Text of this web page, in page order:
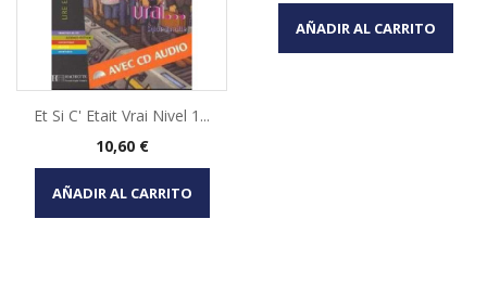
Et Si C' Etait Vrai Nivel 1...
Precio
10,60 €
AÑADIR AL CARRITO
AÑADIR AL CARRITO